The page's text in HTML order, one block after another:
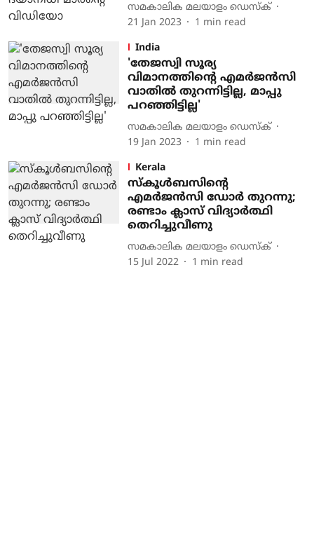
സമകാലിക മലയാളം ഡെസ്ക്
21 Jan 2023
1 min read
India
'തേജസ്വി സൂര്യ
വിമാനത്തിന്റെ എമര്‍ജന്‍സി
വാതില്‍ തുറന്നിട്ടില്ല, മാപ്പു
പറഞ്ഞിട്ടില്ല'
സമകാലിക മലയാളം ഡെസ്ക്
19 Jan 2023
1 min read
Kerala
സ്കൂൾബസിന്റെ
എമർജൻസി ഡോർ തുറന്നു;
രണ്ടാം ക്ലാസ് വിദ്യാർത്ഥി
തെറിച്ചുവീണു
സമകാലിക മലയാളം ഡെസ്ക്
15 Jul 2022
1 min read